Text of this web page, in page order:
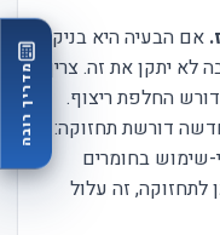
אם הבעיה היא בניקוז
לא יתקן את זה. צריך
החלפת ריצוף.
דורשת תחזוקה:
שימוש בחומרים
לתחזוקה, זה עלול
מדריך רובה